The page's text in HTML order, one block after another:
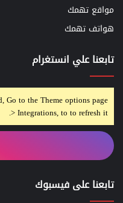
مواقع تهمك
هواتف تهمك
تابعنا علي انستغرام
Go to the Theme options page
> Integrations, to to refresh it.
تابعنا على فيسبوك